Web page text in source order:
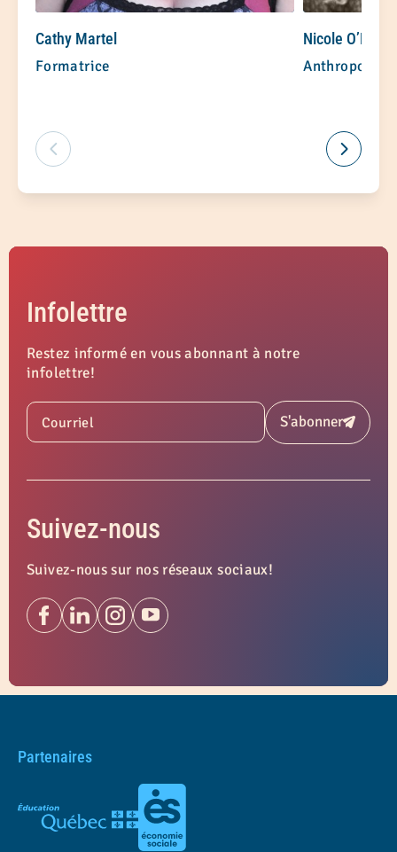
Cathy Martel
Formatrice
Nicole
Infolettre
Restez informé en vous abonnant à notre
infolettre!
Courriel S'abonnerSoumettre
Suivez-nous
Suivez-nous sur nos réseaux sociaux!
Partenaires